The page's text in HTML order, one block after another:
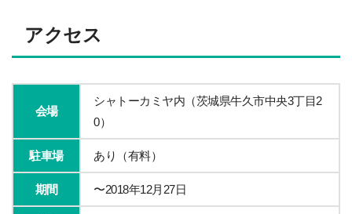
アクセス
会場
シャトーカミヤ内（茨城県牛久市中央3丁目2
0）
駐車場 あり（有料）
期間 〜2018年12月27日